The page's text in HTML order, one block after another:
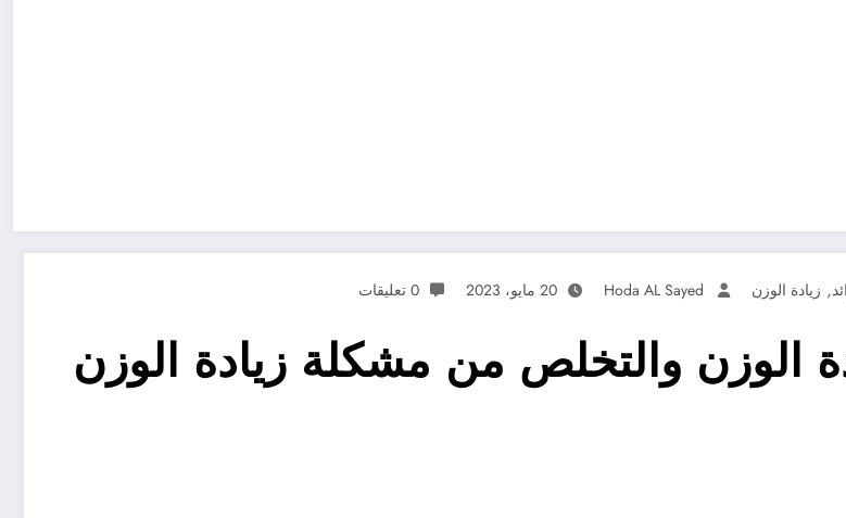
, زيادة الوزن Hoda AL Sayed 20 مايو، 2023 0 تعليقات
الوزن والتخلص من مشكلة زيادة الوزن